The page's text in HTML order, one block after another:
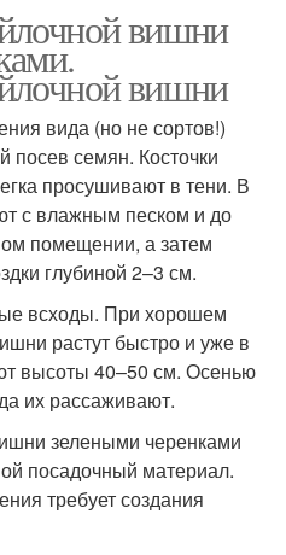
вишни
вишни
вида (но не сортов!)
посев семян. Косточки
просушивают в тени. В
с влажным песком и до
помещении, а затем
глубиной 2–3 см.
всходы. При хорошем
растут быстро и уже в
высоты 40–50 см. Осенью
их рассаживают.
зелеными черенками
посадочный материал.
требует создания